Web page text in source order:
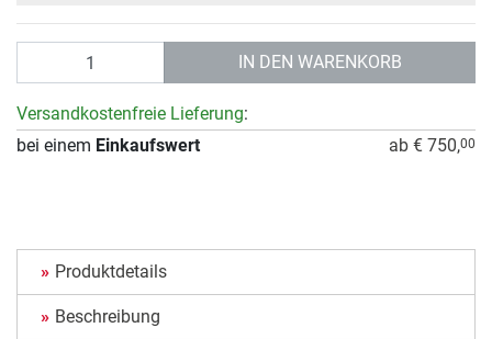
IN DEN WARENKORB
Versandkostenfreie Lieferung:
bei einem Einkaufswert ab € 750,00
Produktdetails
Beschreibung